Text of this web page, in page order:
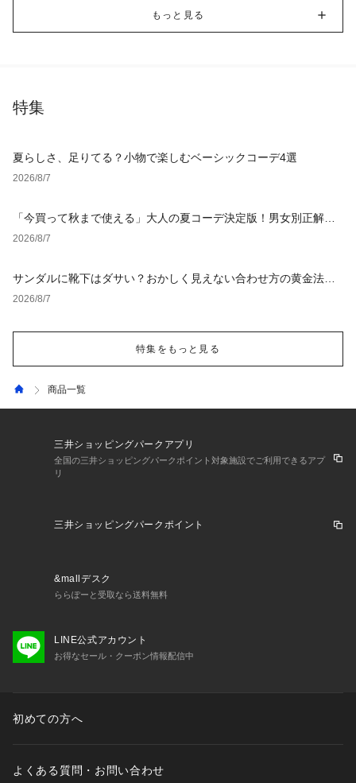
もっと見る
特集
夏らしさ、足りてる？小物で楽しむベーシックコーデ4選
2026/8/7
「今買って秋まで使える」大人の夏コーデ決定版！男女別正解ス
タイルとNGな着こなし
2026/8/7
サンダルに靴下はダサい？おかしく見えない合わせ方の黄金法則
と男女別おすすめコーデ
2026/8/7
特集をもっと見る
商品一覧
三井ショッピングパークアプリ
全国の三井ショッピングパークポイント対象施設でご利用できるアプ
リ
三井ショッピングパークポイント
&mallデスク
ららぽーと受取なら送料無料
LINE公式アカウント
お得なセール・クーポン情報配信中
初めての方へ
よくある質問・お問い合わせ